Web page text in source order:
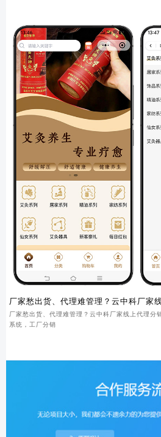
厂家愁出货、代理难管理？云中科厂家
轻松破局
厂家愁出货、代理难管理？云中科厂家线上代理分
系统，工厂分销